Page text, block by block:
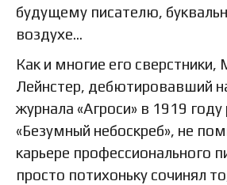
будущему писателю,
воздухе…
Как и многие его
Лейнстер, дебютировавший
журнала «Агроси» в 1919 году
«Безумный небоскреб», не
карьере профессионального
просто потихоньку сочинял